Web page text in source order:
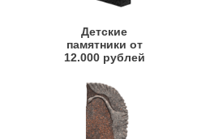
Детские
памятники от
12.000 рублей